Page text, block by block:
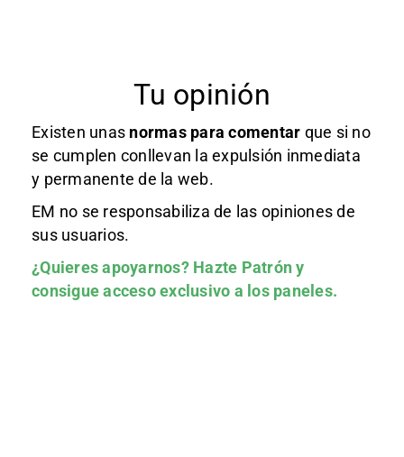
Tu opinión
Existen unas normas para comentar que si no
se cumplen conllevan la expulsión inmediata
y permanente de la web.
EM no se responsabiliza de las opiniones de
sus usuarios.
¿Quieres apoyarnos? Hazte Patróny
consigue acceso exclusivo a los paneles.